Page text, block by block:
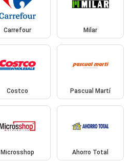
Carrefour Milar
Costco Pascual Martí
Microsshop Ahorro Total